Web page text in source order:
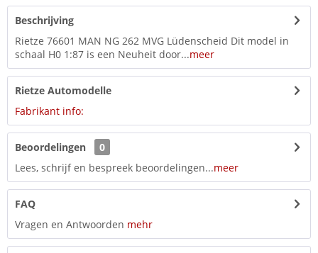
Beschrijving
Rietze 76601 MAN NG 262 MVG Lüdenscheid Dit model in
schaal H0 1:87 is een Neuheit door...meer
Rietze Automodelle
Fabrikant info:
Beoordelingen
0
Lees, schrijf en bespreek beoordelingen...meer
FAQ
Vragen en Antwoorden mehr